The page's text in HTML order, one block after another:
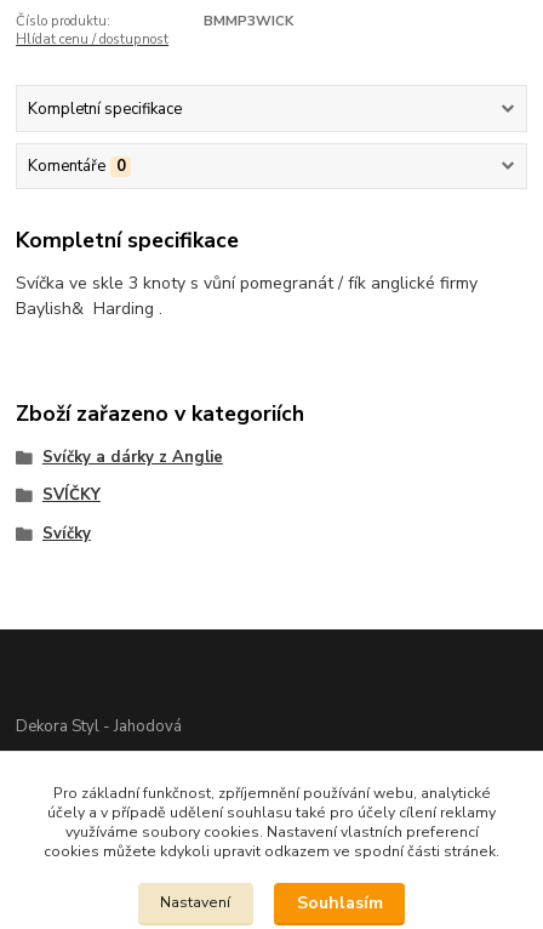
Číslo produktu:
BMMP3WICK
Hlídat cenu / dostupnost
Kompletní specifikace
Komentáře 0
Kompletní specifikace
Svíčka ve skle 3 knoty s vůní pomegranát / fík anglické firmy
Baylish& Harding .
Zboží zařazeno v kategoriích
Svíčky a dárky z Anglie
SVÍČKY
Svíčky
Dekora Styl - Jahodová
721312944
info@zbozi-darky.cz
Pro základní funkčnost, zpříjemnění používání webu, analytické
účely a v případě udělení souhlasu také pro účely cílení reklamy
využíváme soubory cookies. Nastavení vlastních preferencí
cookies můžete kdykoli upravit odkazem ve spodní části stránek.
Nastavení Souhlasím